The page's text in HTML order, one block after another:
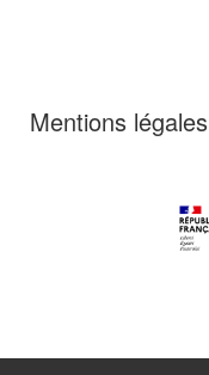
Mentions légales